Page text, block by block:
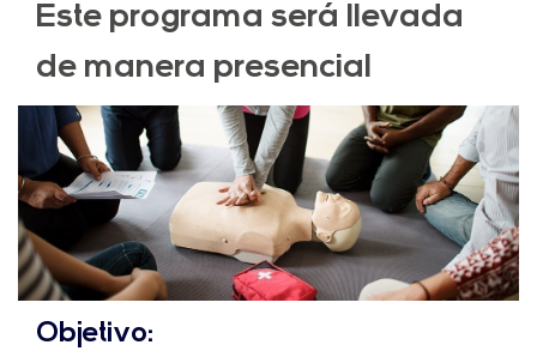
de
la
letra
de
la
letra
Este programa será llevada
de manera presencial
Objetivo: